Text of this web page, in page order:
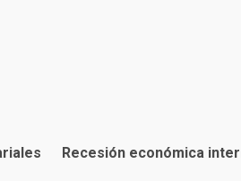
Recesión económica